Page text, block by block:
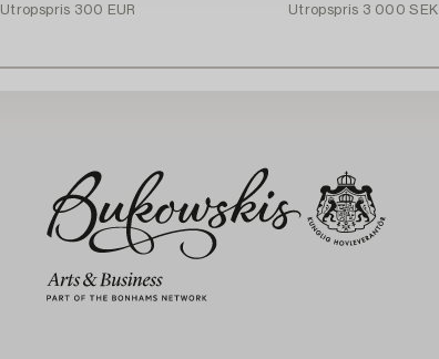
Utropspris 300 EUR
Utropspris 3 000 SEK